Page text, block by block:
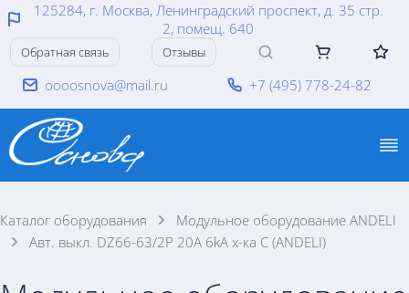
125284, г. Москва, Ленинградский проспект, д. 35 стр.
2, помещ. 640
oooosnova@mail.ru +7 (495) 778-24-82
Обратная связь Отзывы
Каталог оборудования
Модульное оборудование ANDELI
Авт. выкл. DZ66-63/2P 20A 6kA х-ка C (ANDELI)